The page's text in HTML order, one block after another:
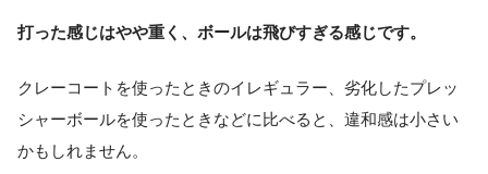
打った感じはやや重く、ボールは飛びすぎる感じです。
クレーコートを使ったときのイレギュラー、劣化したプレッ
シャーボールを使ったときなどに比べると、違和感は小さい
かもしれません。